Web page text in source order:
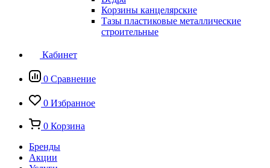
Корзины канцелярские
Тазы пластиковые металлические
строительные
Кабинет
0 Сравнение
0 Избранное
0 Корзина
Бренды
Акции